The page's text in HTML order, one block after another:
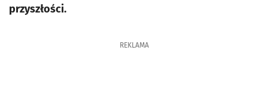
przyszłości.
REKLAMA